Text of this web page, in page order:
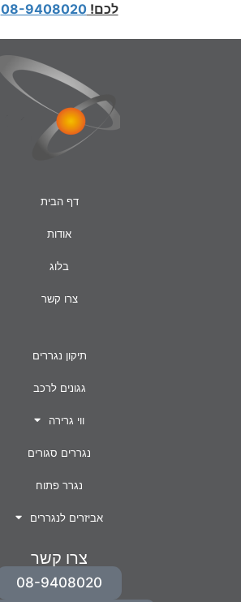
לכם!08-9408020
דף הבית
אודות
בלוג
צרו קשר
תיקון נגררים
גגונים לרכב
ווי גרירה
נגררים סגורים
נגרר פתוח
אביזרים לנגררים
צרו קשר
08-9408020